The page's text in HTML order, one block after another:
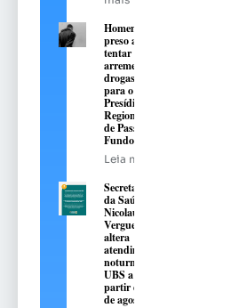
Homem é
preso ao
tentar
arremessar
drogas
para o
Presídio
Regional
de Passo
Fundo
Leia mais
Secretaria
da Saúde de
Nicolau
Vergueiro
altera
atendimento
noturno na
UBS a
partir de 10
de agosto